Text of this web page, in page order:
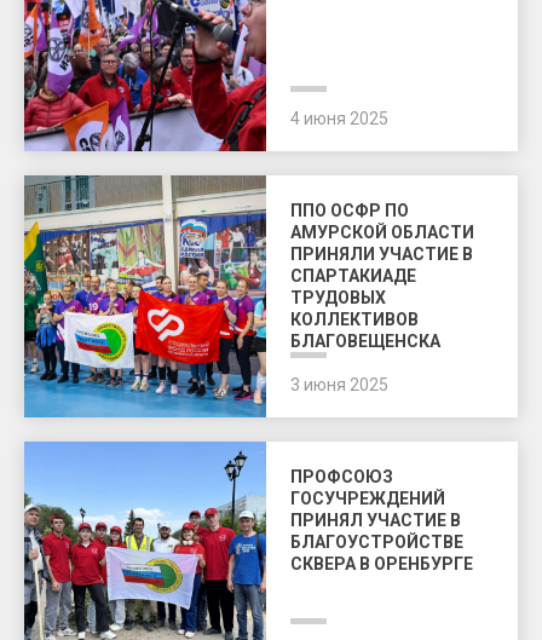
4 июня 2025
ППО ОСФР ПО
АМУРСКОЙ ОБЛАСТИ
ПРИНЯЛИ УЧАСТИЕ В
СПАРТАКИАДЕ
ТРУДОВЫХ
КОЛЛЕКТИВОВ
БЛАГОВЕЩЕНСКА
3 июня 2025
ПРОФСОЮЗ
ГОСУЧРЕЖДЕНИЙ
ПРИНЯЛ УЧАСТИЕ В
БЛАГОУСТРОЙСТВЕ
СКВЕРА В ОРЕНБУРГЕ